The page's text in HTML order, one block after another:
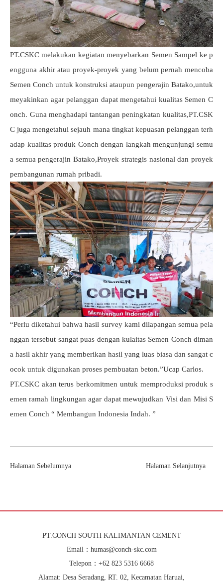
PT.CSKC melakukan kegiatan menyebarkan Semen Sampel ke p
engguna akhir atau proyek-proyek yang belum pernah mencoba
Semen Conch untuk konstruksi ataupun pengerajin Batako,untuk
meyakinkan agar pelanggan dapat mengetahui kualitas Semen C
onch. Guna menghadapi tantangan peningkatan kualitas,PT.CSK
C juga mengetahui sejauh mana tingkat kepuasan pelanggan terh
adap kualitas produk Conch dengan langkah mengunjungi semu
a semua pengerajin Batako,Proyek strategis nasional dan proyek
pembangunan rumah pribadi.
“Perlu diketahui bahwa hasil survey kami dilapangan semua pela
nggan tersebut sangat puas dengan kulaitas Semen Conch diman
a hasil akhir yang memberikan hasil yang luas biasa dan sangat c
ocok untuk digunakan proses pembuatan beton.”Ucap Carlos.
PT.CSKC akan terus berkomitmen untuk memproduksi produk s
emen ramah lingkungan agar dapat mewujudkan Visi dan Misi S
emen Conch “ Membangun Indonesia Indah. ”
Halaman Sebelumnya Halaman Selanjutnya
PT.CONCH SOUTH KALIMANTAN CEMENT
Email：humas@conch-skc.com
Telepon：+62 823 5316 6668
Alamat: Desa Seradang, RT. 02, Kecamatan Haruai,